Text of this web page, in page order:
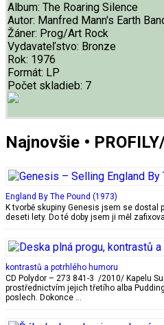
Album: The Roaring Silence
Autor: Manfred Mann's Earth
Žáner: Prog/Art Rock
Vydavateľstvo: Bronze
Rok: 1976
Formát: LP
Počet skladieb: 7
Najnovšie •
England By The Pound (1973)
K tvorbě skupiny Genesis jsem se dostal
deseti lety. Do té doby jsem ji měl
kontrastů a potrhlého humoru
CD Polydor – 273 841-3 /2010/ Kapelu
prostřednictvím jejich třetího alba
poslech. Dokonce …